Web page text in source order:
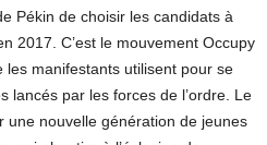
Pékin de choisir les candidats à
2017. C’est le mouvement Occupy
manifestants utilisent pour se
lancés par les forces de l’ordre. Le
une nouvelle génération de jeunes